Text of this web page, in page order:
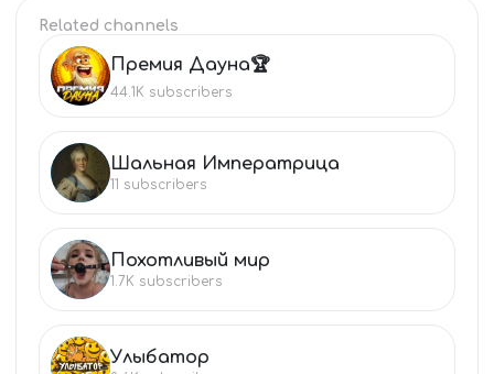
Related channels
ПР Премия Дауна🏆
44.1K subscribers
ША Шальная Императрица
11 subscribers
ПО Похотливый мир
1.7K subscribers
УЛ Улыбатор